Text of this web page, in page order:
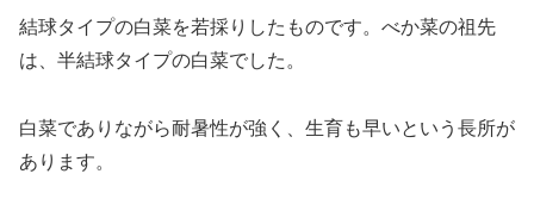
結球タイプの白菜を若採りしたものです。べか菜の祖先
は、半結球タイプの白菜でした。
白菜でありながら耐暑性が強く、生育も早いという長所が
あります。